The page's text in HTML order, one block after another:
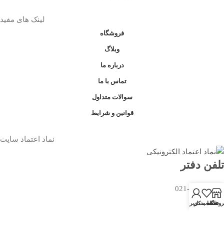
لینک های مفید
فروشگاه
وبلاگ
درباره ما
تماس با ما
سوالات متداول
قوانین و شرایط
نماد اعتماد سایت
تلفن دفتر
021-5571-5090
علاقه مندی
حساب کاربری من